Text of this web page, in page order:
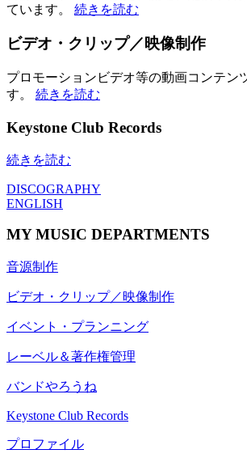
ています。 続きを読む
ビデオ・クリップ／映像制作
プロモーションビデオ等の動画コンテン
す。 続きを読む
Keystone Club Records
続きを読む
DISCOGRAPHY
ENGLISH
MY MUSIC DEPARTMENTS
音源制作
ビデオ・クリップ／映像制作
イベント・プランニング
レーベル＆著作権管理
バンドやろうね
Keystone Club Records
プロファイル